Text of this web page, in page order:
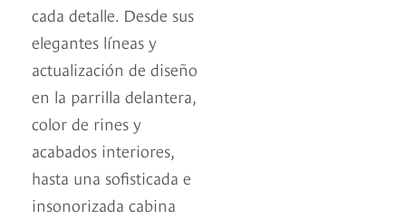
cada detalle. Desde sus
elegantes líneas y
actualización de diseño
en la parrilla delantera,
color de rines y
acabados interiores,
hasta una sofisticada e
insonorizada cabina